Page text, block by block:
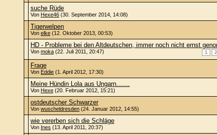
suche Rüde
Von Hexe46 (30. September 2014, 14:08)
Tigerwelpen
Von elke (12. Oktober 2013, 00:53)
HD - Probleme bei den Altdeutschen, immer noch nicht ernst
1 2
Von moka (22. Juli 2011, 20:47)
Frage
Von Eddie (1. April 2012, 17:30)
Meine Hündin Lola aus Ungarn.......
Von Hexe (20. Februar 2012, 15:21)
ostdeutscher Schwarzer
Von wuscheldresden (24. Januar 2012, 14:55)
wie vererben sich die Schläge
Von Ines (13. April 2011, 20:37)